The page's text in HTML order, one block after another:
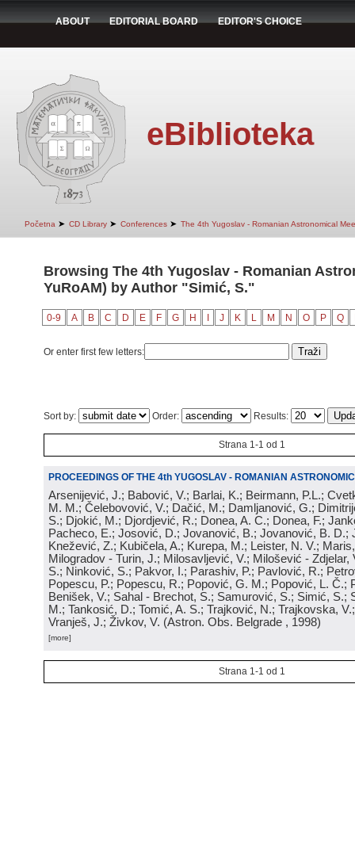
ABOUT EDITORIAL BOARD EDITOR'S CHOICE
eBiblioteka
Početna ➤ CD Library ➤ Conferences ➤ The 4th Yugoslav - Romanian Astronomical
Browsing The 4th Yugoslav - Romanian
YuRoAM) by Author "Simić, S."
0-9 A B C D E F G H J K L M N O P Q
Or enter first few letters:
Sort by: Order: Results:
Strana 1-1 od 1
PROCEEDINGS OF THE 4th YUGOSLAV - ROMANIAN
Arsenijević, J.; Babović, V.; Barlai, K.; Beirmann, P.L.;
M. M.; Čelebovović, V.; Dačić, M.; Damljanović, G.;
S.; Djokić, M.; Djordjević, R.; Donea, A. C.; Donea, F.;
Pacheco, E.; Josović, D.; Jovanović, B.; Jovanović, B. D.;
Knežević, Z.; Kubičela, A.; Kurepa, M.; Leister, N. V.;
Milogradov - Turin, J.; Milosavljević, V.; Milošević - Zdjelar,
S.; Ninković, S.; Pakvor, I.; Parashiv, P.; Pavlović, R.;
Popescu, P.; Popescu, R.; Popović, G. M.; Popović, L. Č.;
Benišek, V.; Sahal - Brechot, S.; Samurović, S.; Simić, S.;
M.; Tankosić, D.; Tomić, A. S.; Trajković, N.; Trajkovska,
Vranješ, J.; Živkov, V. (Astron. Obs. Belgrade , 1998)
[more]
Strana 1-1 od 1